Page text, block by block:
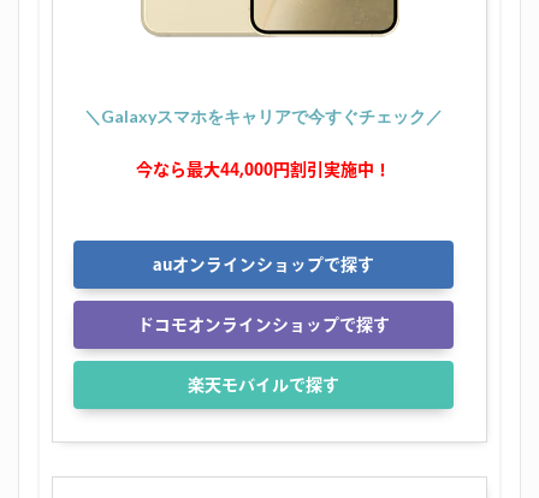
＼Galaxyスマホをキャリアで今すぐチェック／
今なら最大44,000円割引実施中！
auオンラインショップで探す
ドコモオンラインショップで探す
楽天モバイルで探す